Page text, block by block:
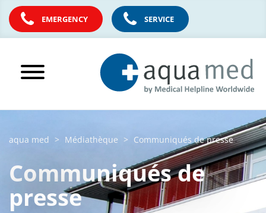
EMERGENCY SERVICE
aqua med Médiathèque Communiqués de presse
Communiqués de
presse